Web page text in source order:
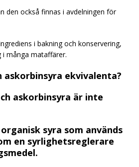
den också finnas i avdelningen för
i bakning och konservering,
i många mataffärer.
askorbinsyra ekvivalenta?
askorbinsyra är inte
syra som används
en syrlighetsreglerare